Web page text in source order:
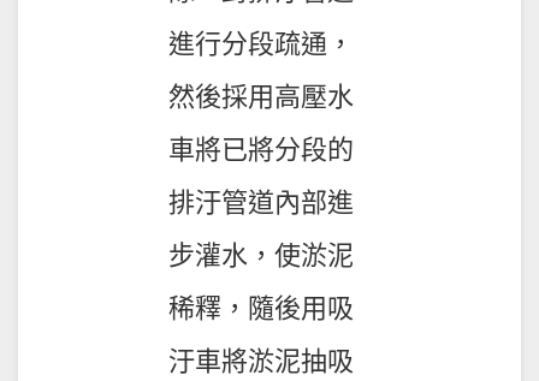
進行分段疏通，
然後採用高壓水
車將已將分段的
排汙管道內部進
步灌水，使淤泥
稀釋，隨後用吸
汙車將淤泥抽吸